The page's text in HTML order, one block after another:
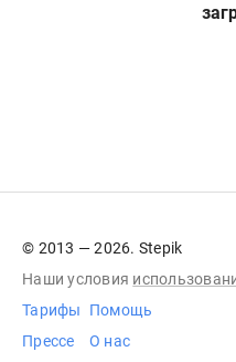
© 2013 — 2026. Stepik
Наши условия
Тарифы
Прессе
Помощь
О нас